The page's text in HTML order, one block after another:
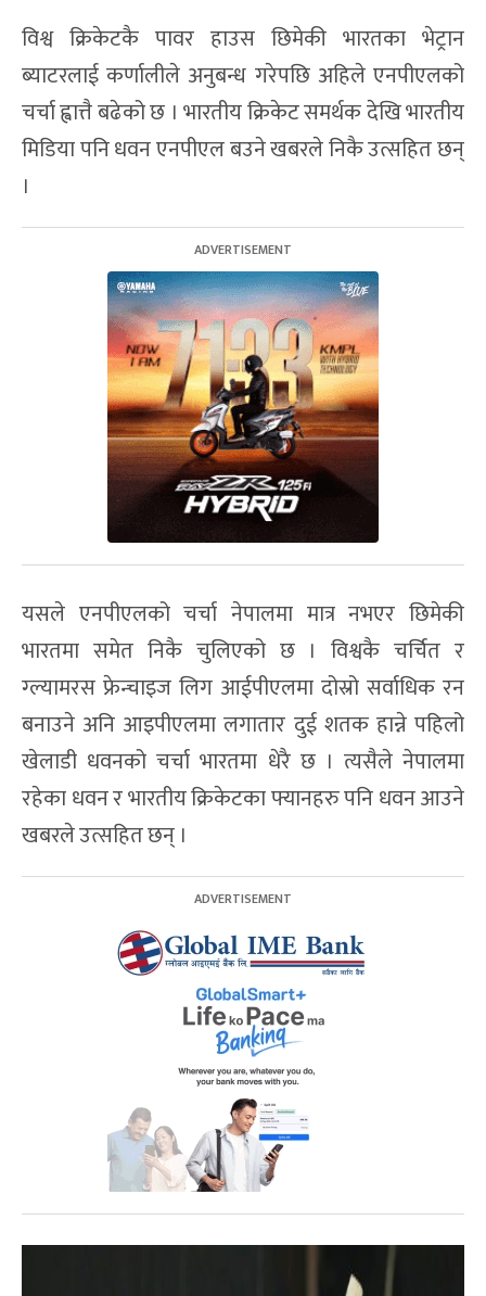
विश्व क्रिकेटकै पावर हाउस छिमेकी भारतका भेट्रान
ब्याटरलाई कर्णालीले अनुबन्ध गरेपछि अहिले एनपीएलको
चर्चा ह्वात्तै बढेको छ । भारतीय क्रिकेट समर्थक देखि भारतीय
मिडिया पनि धवन एनपीएल बउने खबरले निकै उत्सहित छन्
।
यसले एनपीएलको चर्चा नेपालमा मात्र नभएर छिमेकी
भारतमा समेत निकै चुलिएको छ । विश्वकै चर्चित र
ग्ल्यामरस फ्रेन्चाइज लिग आईपीएलमा दोस्रो सर्वाधिक रन
बनाउने अनि आइपीएलमा लगातार दुई शतक हान्ने पहिलो
खेलाडी धवनको चर्चा भारतमा धेरै छ । त्यसैले नेपालमा
रहेका धवन र भारतीय क्रिकेटका फ्यानहरु पनि धवन आउने
खबरले उत्सहित छन् ।